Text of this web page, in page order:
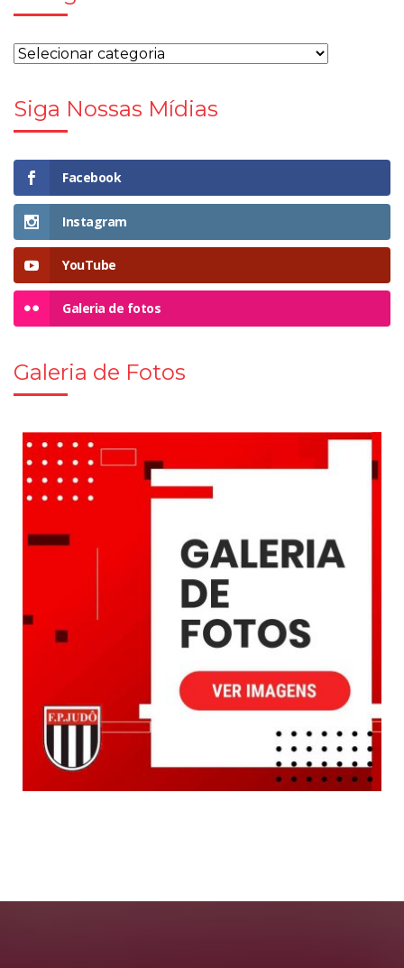
Siga Nossas Mídias
Facebook
Instagram
YouTube
Galeria de fotos
Galeria de Fotos